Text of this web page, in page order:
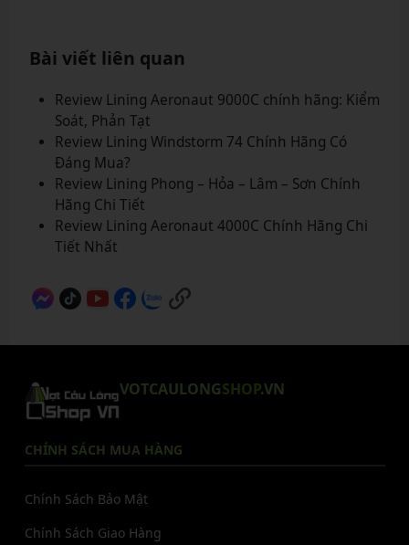
Bài viết liên quan
Review Lining Aeronaut 9000C chính hãng: Kiểm
Soát, Phản Tạt
Review Lining Windstorm 74 Chính Hãng Có
Đáng Mua?
Review Lining Phong – Hỏa – Lâm – Sơn Chính
Hãng Chi Tiết
Review Lining Aeronaut 4000C Chính Hãng Chi
Tiết Nhất
VOTCAULONGSHOP.VN
CHÍNH SÁCH MUA HÀNG
Chính Sách Bảo Mật
Chính Sách Giao Hàng